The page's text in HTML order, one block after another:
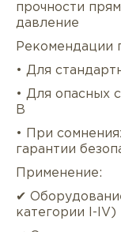
Описание
Услуги
прочности
давление
Рекомендации
• Для
• Для опасных
B
• При
гарантии
Применение:
✔
категории I-IV)